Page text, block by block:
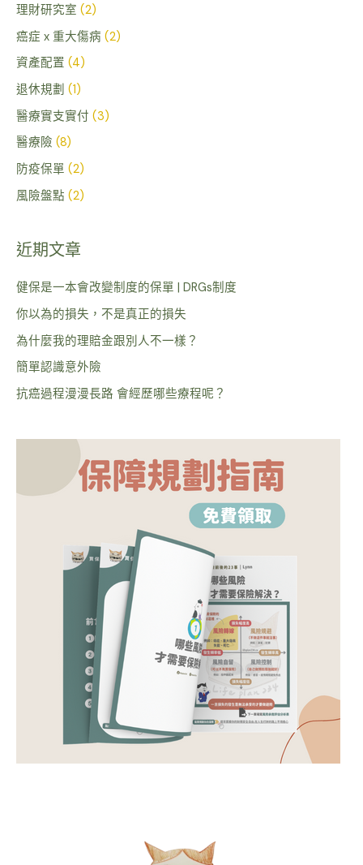
理財研究室 (2)
癌症 x 重大傷病 (2)
資產配置 (4)
退休規劃 (1)
醫療實支實付 (3)
醫療險 (8)
防疫保單 (2)
風險盤點 (2)
近期文章
健保是一本會改變制度的保單 | DRGs制度
你以為的損失，不是真正的損失
為什麼我的理賠金跟別人不一樣？
簡單認識意外險
抗癌過程漫漫長路 會經歷哪些療程呢？